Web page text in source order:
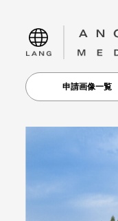
language
申請画像一覧